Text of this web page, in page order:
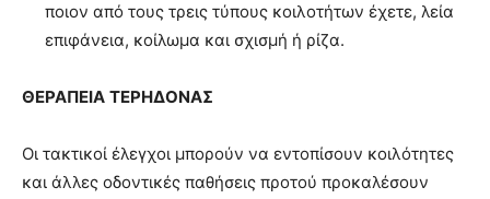
ποιον από τους τρεις τύπους κοιλοτήτων έχετε, λεία
επιφάνεια, κοίλωμα και σχισμή ή ρίζα.
ΘΕΡΑΠΕΙΑ ΤΕΡΗΔΟΝΑΣ
Οι τακτικοί έλεγχοι μπορούν να εντοπίσουν κοιλότητες
και άλλες οδοντικές παθήσεις προτού προκαλέσουν